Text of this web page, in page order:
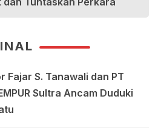
Fajar S. Tanawali dan PT
Sultra Ancam Duduki